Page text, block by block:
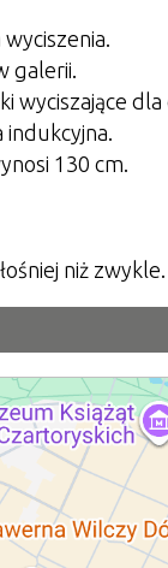
galerii.
wyciszające dla
indukcyjna.
130 cm.
niż zwykle.